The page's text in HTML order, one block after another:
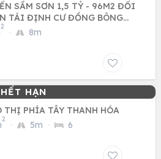
1,5 TỶ - 96M2 ĐỐI
TÁI ĐỊNH CƯ ĐỒNG BÔNG
2
· 8m
PHÍA TÂY THANH HÓA
2
· 5m · 6